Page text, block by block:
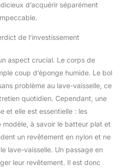
d’acquérir séparément
de l’investissement
aspect crucial. Le corps de
coup d’éponge humide. Le bol
problème au lave-vaisselle, ce
quotidien. Cependant, une
et elle est essentielle : les
à savoir le batteur plat et
un revêtement en nylon et ne
lave-vaisselle. Un passage en
leur revêtement. Il est donc